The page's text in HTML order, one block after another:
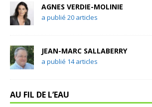
AGNES VERDIE-MOLINIE
a publié 20 articles
JEAN-MARC SALLABERRY
a publié 14 articles
AU FIL DE L’EAU